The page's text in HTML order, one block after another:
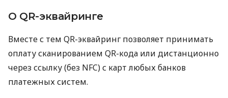
О QR-эквайринге
Вместе с тем QR-эквайринг позволяет принимать
оплату сканированием QR-кода или дистанционно
через ссылку (без NFC) с карт любых банков
платежных систем.